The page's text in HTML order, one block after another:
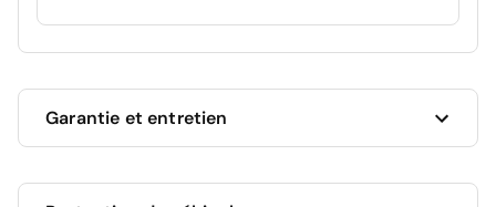
Garantie et entretien